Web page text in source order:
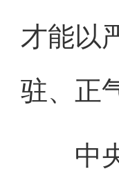
才能以
驻、正
中央